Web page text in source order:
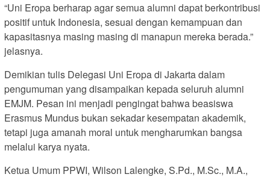
“Uni Eropa berharap agar semua alumni dapat berkontribusi
positif untuk Indonesia, sesuai dengan kemampuan dan
kapasitasnya masing masing di manapun mereka berada.”
jelasnya.
Demikian tulis Delegasi Uni Eropa di Jakarta dalam
pengumuman yang disampaikan kepada seluruh alumni
EMJM. Pesan ini menjadi pengingat bahwa beasiswa
Erasmus Mundus bukan sekadar kesempatan akademik,
tetapi juga amanah moral untuk mengharumkan bangsa
melalui karya nyata.
Ketua Umum PPWI, Wilson Lalengke, S.Pd., M.Sc., M.A.,